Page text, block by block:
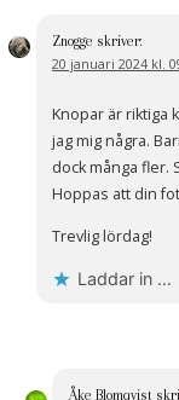
Znogge skriver:
20 januari 2024 kl.
Knopar är riktiga
jag mig några.
dock många fler.
Hoppas att din
Trevlig lördag!
Laddar in …
Åke Blomqvist